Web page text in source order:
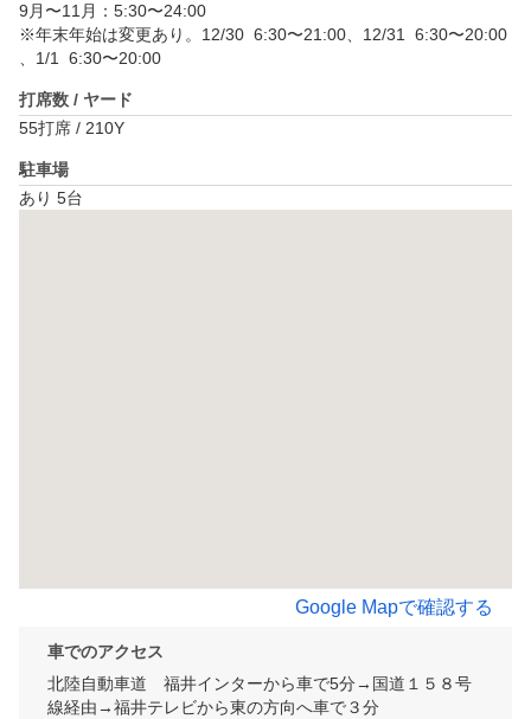
9月〜11月：5:30〜24:00
※年末年始は変更あり。12/30  6:30〜21:00、12/31  6:30〜20:00
、1/1  6:30〜20:00
打席数 / ヤード
55打席 / 210Y
駐車場
あり 5台
Google Mapで確認する
車でのアクセス
北陸自動車道　福井インターから車で5分→国道１５８号
線経由→福井テレビから東の方向へ車で３分